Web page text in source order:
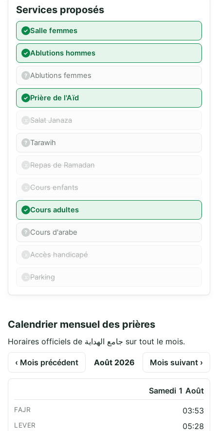
Services proposés
Salle femmes
Ablutions hommes
Ablutions femmes
Prière de l'Aïd
Salat Janaza
Tarawih
Repas de Ramadan
Cours enfants
Cours adultes
Cours d'arabe
Accès handicapé
Parking
Calendrier mensuel des prières
Horaires officiels de جامع الهداية sur tout le mois.
‹ Mois précédent Août 2026 Mois suivant ›
Samedi 1 Août
03:53
05:28